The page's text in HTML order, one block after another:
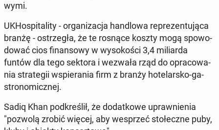
wy­mi.
UKHo­spi­ta­li­ty - or­ga­ni­za­cja han­dlo­wa re­pre­zen­tu­ją­ca
branżę - ostrze­gła, że te rosnące koszty mogą spo­wo­
do­wać cios fi­nan­so­wy w wy­so­ko­ści 3,4 mi­liar­da
funtów dla tego sektora i wezwała rząd do opra­co­wa­
nia stra­te­gii wspie­ra­nia firm z branży ho­te­lar­sko-ga­
stro­no­micz­nej.
Sadiq Khan pod­kre­ślił, że do­dat­ko­we upraw­nie­nia
"pozwolą zrobić więcej, aby wes­przeć sto­łecz­ne puby,